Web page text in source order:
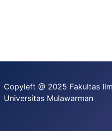
Copyleft @ 2025 Fakultas
Universitas Mulawarman